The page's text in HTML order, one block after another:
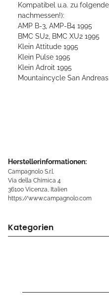
Kompatibel u.a. zu
nachmessen!):
AMP B-3, AMP-B4 1995
BMC SU2, BMC XU2 1995
Klein Attitude 1995
Klein Pulse 1995
Klein Adroit 1995
Mountaincycle San Andreas
Herstellerinformationen:
Campagnolo S.r.l.
Via della Chimica 4
36100 Vicenza, Italien
https://www.campagnolo.com
Kategorien